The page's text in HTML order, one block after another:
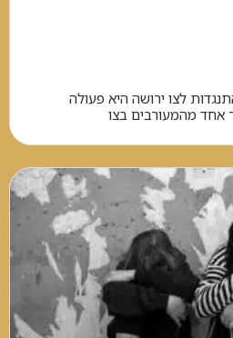
לצו ירושה היא פעולה
מהמעורבים בצו